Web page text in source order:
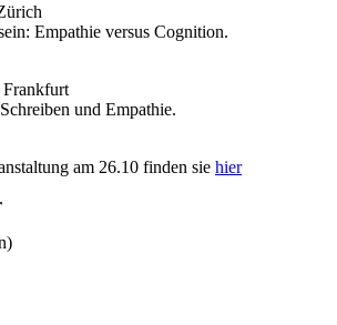
Empathie versus Cognition.
Frankfurt
und Empathie.
am 26.10 finden sie hier